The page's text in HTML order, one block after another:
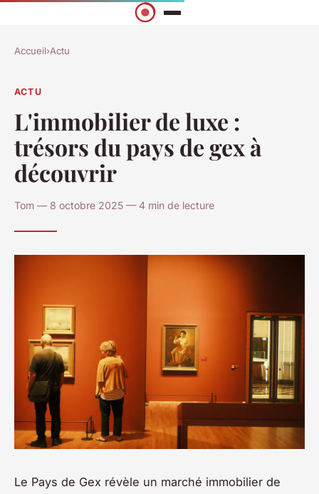
Accueil›Actu
ACTU
L'immobilier de luxe :
trésors du pays de gex à
découvrir
Tom — 8 octobre 2025 — 4 min de lecture
Le Pays de Gex révèle un marché immobilier de